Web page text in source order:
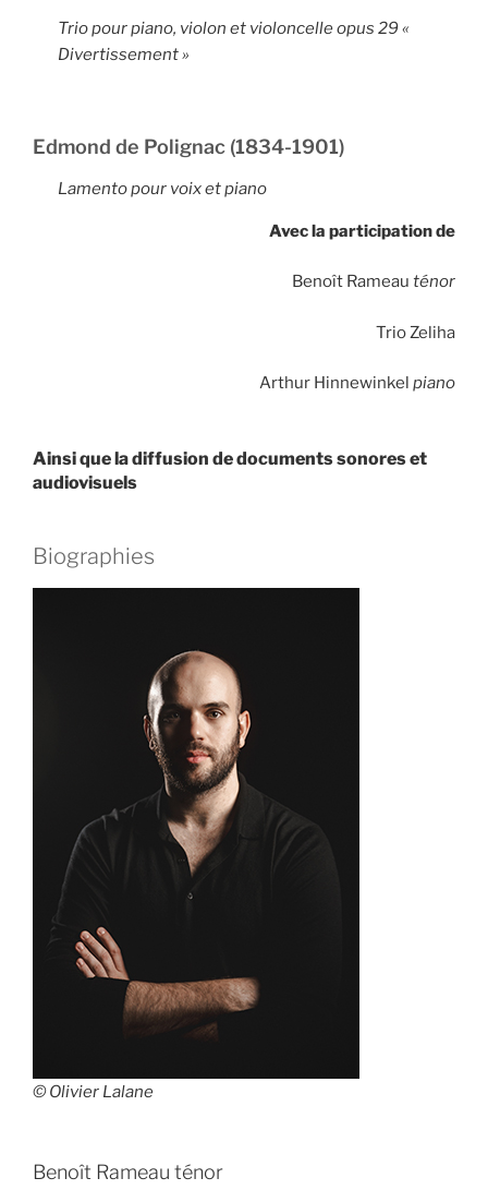
Trio pour piano, violon et violoncelle opus 29 «
Divertissement »
Edmond de Polignac (1834-1901)
Lamentopour voix et piano
Avec la participation de
Benoît Rameau ténor
Trio Zeliha
Arthur Hinnewinkel piano
Ainsi que la diffusion de documents sonores et
audiovisuels
Biographies
© Olivier Lalane
Benoît Rameau ténor